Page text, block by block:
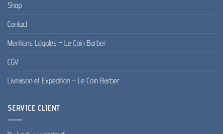
Shop
Contact
Mentions Légales – Le Coin Barber
CGV
Livraison et Expédition – Le Coin Barber
SERVICE CLIENT